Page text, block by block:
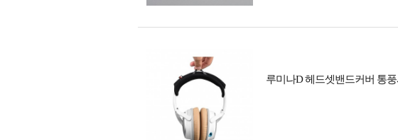
루미나D 헤드셋밴드커버 통